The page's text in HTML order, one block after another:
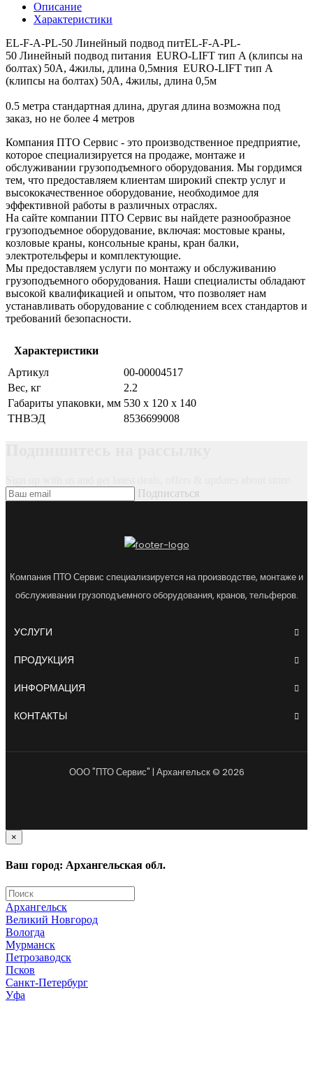
Описание
Характеристики
EL-F-A-PL-50 Линейный подвод питEL-F-A-PL-
50 Линейный подвод питания EURO-LIFT тип A (клипсы на
болтах) 50А, 4жилы, длина 0,5мния EURO-LIFT тип A
(клипсы на болтах) 50А, 4жилы, длина 0,5м
0.5 метра стандартная длина, другая длина возможна под
заказ, но не более 4 метров
Компания ПТО Сервис - это производственное предприятие,
которое специализируется на продаже, монтаже и
обслуживании грузоподъемного оборудования. Мы гордимся
тем, что предоставляем клиентам широкий спектр услуг и
высококачественное оборудование, необходимое для
эффективной работы в различных отраслях.
На сайте компании ПТО Сервис вы найдете разнообразное
грузоподъемное оборудование, включая: мостовые краны,
козловые краны, консольные краны, кран балки,
электротельферы и комплектующие.
Мы предоставляем услуги по монтажу и обслуживанию
грузоподъемного оборудования. Наши специалисты обладают
высокой квалификацией и опытом, что позволяет нам
устанавливать оборудование с соблюдением всех стандартов и
требований безопасности.
Характеристики
Артикул
00-00004517
Вес, кг
2.2
Габариты упаковки, мм 530 x 120 x 140
ТНВЭД
8536699008
Подписаться
Компания ПТО Сервис специализируется на производстве, монтаже и
обслуживании грузоподъемного оборудования, кранов, тельферов.
УСЛУГИ
ПРОДУКЦИЯ
ИНФОРМАЦИЯ
КОНТАКТЫ
ООО "ПТО Сервис" | Архангельск © 2026
×
Ваш город: Архангельская обл.
Архангельск
Великий Новгород
Вологда
Мурманск
Петрозаводск
Псков
Санкт-Петербург
Уфа